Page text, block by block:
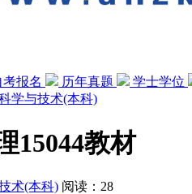
考报名 历年真题 学士学位
学与技术(本科)
15044教材
术(本科) 阅读： 28